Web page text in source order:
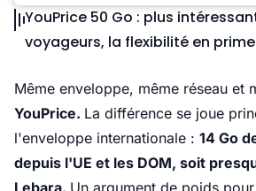
YouPrice 50 Go : plus
voyageurs, la flexibilité en prime
Même enveloppe, même réseau et
YouPrice. La différence se joue
l'enveloppe internationale : 14 Go
depuis l'UE et les DOM, soit
Lebara. Un argument de poids